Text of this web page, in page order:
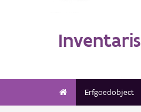
Inventaris
Erfgoedobject